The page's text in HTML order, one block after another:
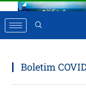
Boletim